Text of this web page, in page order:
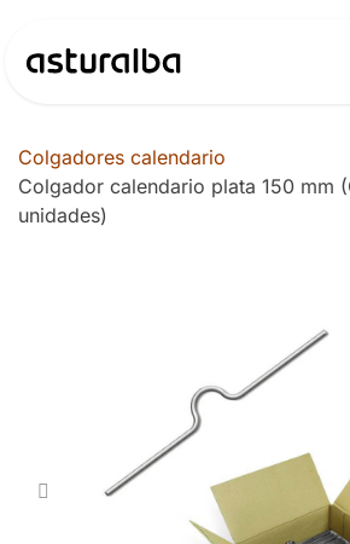
Colgadores calendario
Colgador calendario plata 150 mm
unidades)